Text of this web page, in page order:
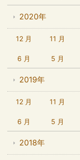
2020年
12 月 11 月
6 月 5 月
2019年
12 月 11 月
6 月 5 月
2018年